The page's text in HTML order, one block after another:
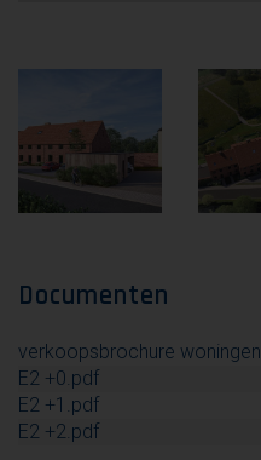
Documenten
verkoopsbrochure woningen
E2 +0.pdf
E2 +1.pdf
E2 +2.pdf